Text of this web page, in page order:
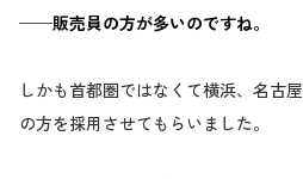
──販売員の方が多いのですね。
しかも首都圏ではなくて横浜、名古
の方を採用させてもらいました。